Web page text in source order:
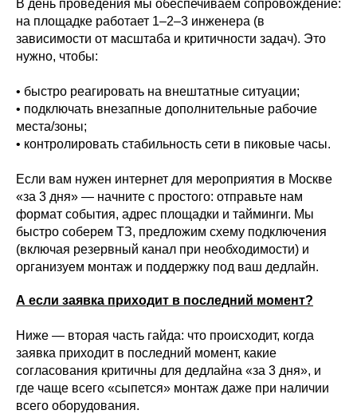
В день проведения мы обеспечиваем сопровождение:
на площадке работает 1–2–3 инженера (в
зависимости от масштаба и критичности задач). Это
нужно, чтобы:
• быстро реагировать на внештатные ситуации;
• подключать внезапные дополнительные рабочие
места/зоны;
• контролировать стабильность сети в пиковые часы.
Если вам нужен интернет для мероприятия в Москве
«за 3 дня» — начните с простого: отправьте нам
формат события, адрес площадки и тайминги. Мы
быстро соберем ТЗ, предложим схему подключения
(включая резервный канал при необходимости) и
организуем монтаж и поддержку под ваш дедлайн.
А если заявка приходит в последний момент?
Ниже — вторая часть гайда: что происходит, когда
заявка приходит в последний момент, какие
согласования критичны для дедлайна «за 3 дня», и
где чаще всего «сыпется» монтаж даже при наличии
всего оборудования.